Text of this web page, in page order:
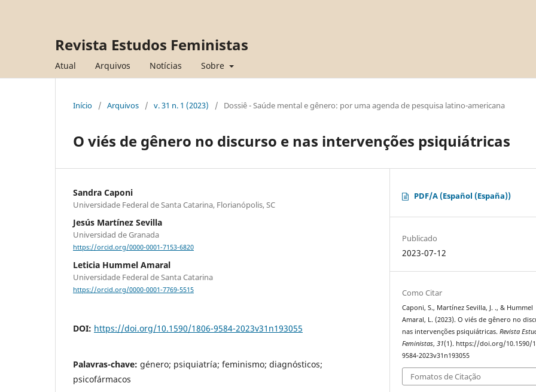
Revista Estudos Feministas
Atual Arquivos Notícias Sobre
Início / Arquivos / v. 31 n. 1 (2023) / Dossiê - Saúde mental e gênero: por uma agenda de pesquisa latino-americana
O viés de gênero no discurso e nas intervenções psiquiátricas
Sandra Caponi
Universidade Federal de Santa Catarina, Florianópolis, SC
Jesús Martínez Sevilla
Universidad de Granada
https://orcid.org/0000-0001-7153-6820
Leticia Hummel Amaral
Universidade Federal de Santa Catarina
https://orcid.org/0000-0001-7769-5515
DOI: https://doi.org/10.1590/1806-9584-2023v31n193055
Palavras-chave: género; psiquiatría; feminismo; diagnósticos;
psicofármacos
PDF/A (Español (España))
Publicado
2023-07-12
Como Citar
Caponi, S., Martínez Sevilla, J. ., & Hummel
Amaral, L. (2023). O viés de gênero no
nas intervenções psiquiátricas.Revista
Feministas,31(1). https://doi.org/10.1590/
9584-2023v31n193055
Fomatos de Citação